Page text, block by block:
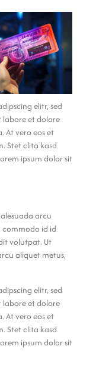
elitr, sed
et dolore
At vero eos et
Stet clita kasd
ipsum dolor sit
arcu
commodo id id
volutpat. Ut
aliquet metus,
elitr, sed
et dolore
At vero eos et
Stet clita kasd
ipsum dolor sit